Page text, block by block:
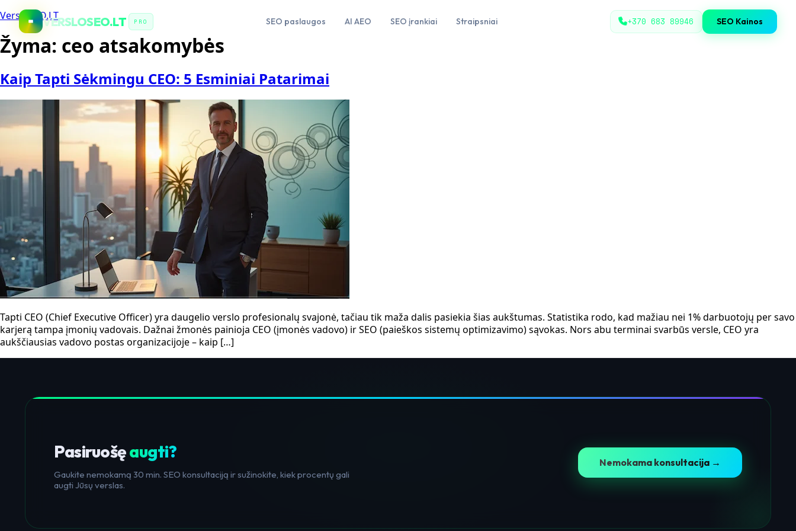
VersloSEO.LTVERSLOSEO.LT PRO SEO paslaugos AI AEO SEO įrankiai Straipsniai +370 683 89946 SEO Kainos
Žyma: ceo atsakomybės
Kaip Tapti Sėkmingu CEO: 5 Esminiai Patarimai
Tapti CEO (Chief Executive Officer) yra daugelio verslo profesionalų svajonė, tačiau tik maža dalis pasiekia šias aukštumas. Statistika rodo, kad mažiau nei 1% darbuotojų per savo
karjerą tampa įmonių vadovais. Dažnai žmonės painioja CEO (įmonės vadovo) ir SEO (paieškos sistemų optimizavimo) sąvokas. Nors abu terminai svarbūs versle, CEO yra
aukščiausias vadovo postas organizacijoje – kaip […]
Pasiruošęaugti?
Gaukite nemokamą 30 min. SEO konsultaciją ir sužinokite, kiek procentų gali
augti Jūsų verslas.
Nemokama konsultacija →